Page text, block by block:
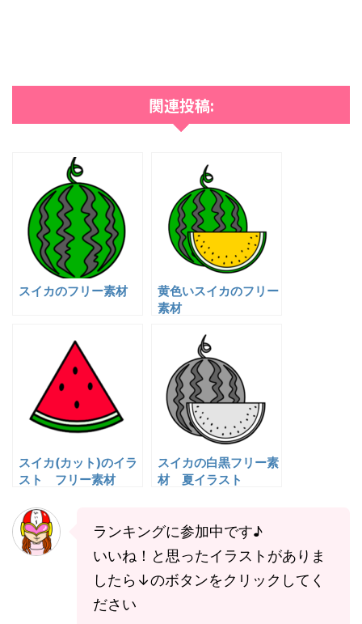
関連投稿:
スイカのフリー素材
黄色いスイカのフリー
素材
スイカ(カット)のイラ
スト フリー素材
スイカの白黒フリー素
材 夏イラスト
ランキングに参加中です♪
いいね！と思ったイラストがありま
したら↓のボタンをクリックしてく
ださい